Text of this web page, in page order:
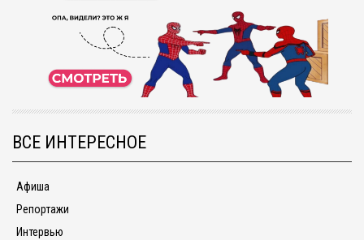
ВСЕ ИНТЕРЕСНОЕ
Афиша
Репортажи
Интервью